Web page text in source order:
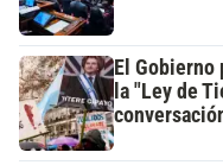
El Gobierno
la "Ley de